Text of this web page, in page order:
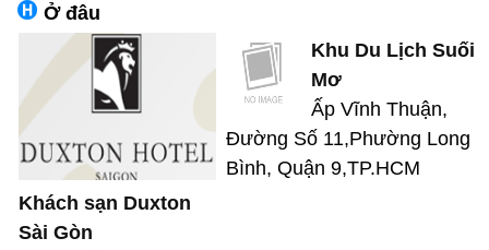
Ở đâu
Khách sạn Duxton
Sài Gòn
Khu Du Lịch Suối
Mơ
Ấp Vĩnh Thuận,
Đường Số 11,Phường Long
Bình, Quận 9,TP.HCM